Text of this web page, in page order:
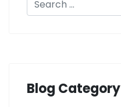
Blog Category